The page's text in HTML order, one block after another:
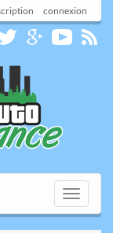
connexion
Toggle